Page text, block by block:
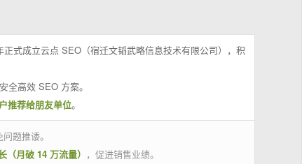
式成立云点 SEO（宿迁文韬武略信息技术有限公司），积
全高效 SEO 方案。
推荐给朋友单位。
题推诿。
（月破 14 万流量） ，促进销售业绩。